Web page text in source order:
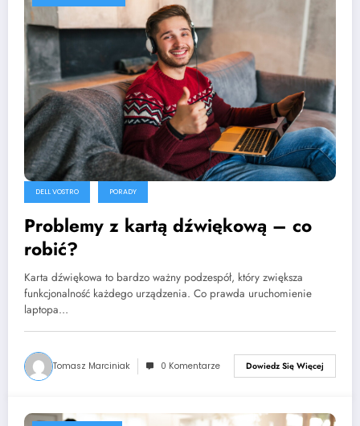
DELL VOSTRO PORADY
Problemy z kartą dźwiękową – co
robić?
Karta dźwiękowa to bardzo ważny podzespół, który zwiększa
funkcjonalność każdego urządzenia. Co prawda uruchomienie
laptopa…
Tomasz Marciniak 0 Komentarze Dowiedz Się Więcej